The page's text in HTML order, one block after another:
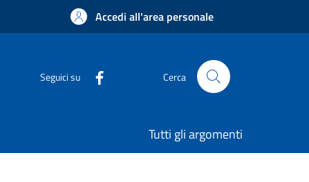
Accedi all'area personale
Seguici su Cerca
Tutti gli argomenti